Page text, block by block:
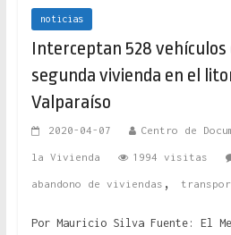
noticias
Interceptan 528 vehículos
segunda vivienda en el
Valparaíso
2020-04-07 Centro de
la Vivienda 1994 visitas
abandono de viviendas ,
Por Mauricio Silva Fuente: El